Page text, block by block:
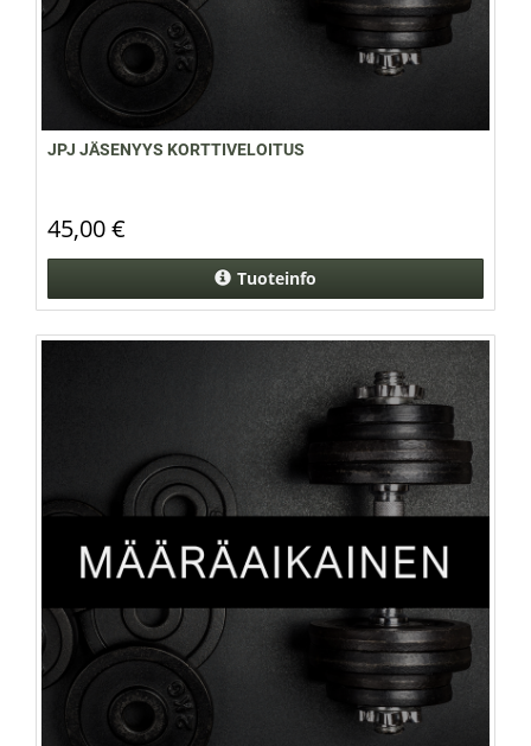
JPJ JÄSENYYS KORTTIVELOITUS
45,00 €
Tuoteinfo